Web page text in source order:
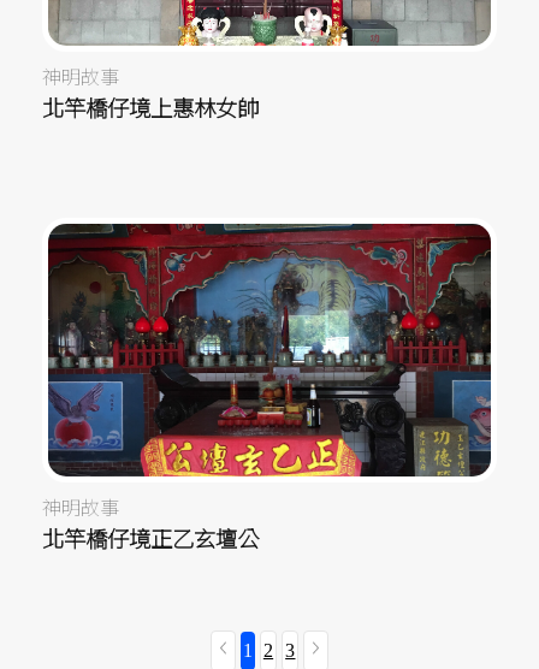
神明故事
北竿橋仔境上惠林女帥
神明故事
北竿橋仔境正乙玄壇公
1 2 3